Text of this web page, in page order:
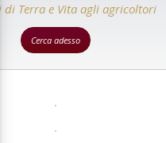
di Terra e Vita agli agricoltori
Cerca adesso